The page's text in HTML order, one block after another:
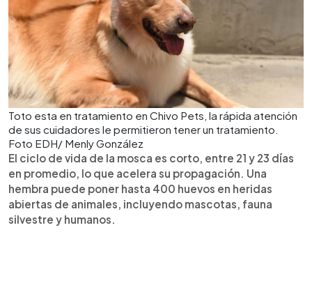
Toto esta en tratamiento en Chivo Pets, la rápida atención
de sus cuidadores le permitieron tener un tratamiento.
Foto EDH/ Menly González
El ciclo de vida de la mosca es corto, entre 21 y 23 días
en promedio, lo que acelera su propagación. Una
hembra puede poner hasta 400 huevos en heridas
abiertas de animales, incluyendo mascotas, fauna
silvestre y humanos.